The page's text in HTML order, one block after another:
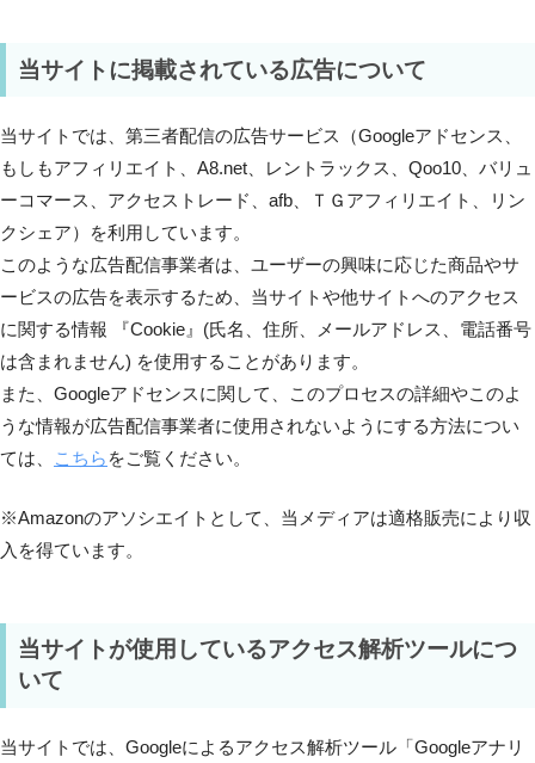
当サイトに掲載されている広告について
当サイトでは、第三者配信の広告サービス（Googleアドセンス、
もしもアフィリエイト、A8.net、レントラックス、Qoo10、バリュ
ーコマース、アクセストレード、afb、ＴＧアフィリエイト、リン
クシェア）を利用しています。
このような広告配信事業者は、ユーザーの興味に応じた商品やサ
ービスの広告を表示するため、当サイトや他サイトへのアクセス
に関する情報 『Cookie』(氏名、住所、メールアドレス、電話番号
は含まれません) を使用することがあります。
また、Googleアドセンスに関して、このプロセスの詳細やこのよ
うな情報が広告配信事業者に使用されないようにする方法につい
ては、
こちら をご覧ください。
※Amazonのアソシエイトとして、当メディアは適格販売により収
入を得ています。
当サイトが使用しているアクセス解析ツールにつ
いて
当サイトでは、Googleによるアクセス解析ツール「Googleアナリ